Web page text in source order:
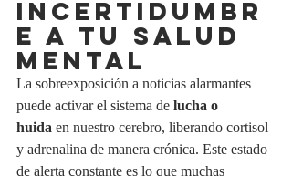
INCERTIDUMBR
E A TU SALUD
MENTAL
La sobreexposición a noticias alarmantes
puede activar el sistema de lucha o
huida en nuestro cerebro, liberando cortisol
y adrenalina de manera crónica. Este estado
de alerta constante es lo que muchas